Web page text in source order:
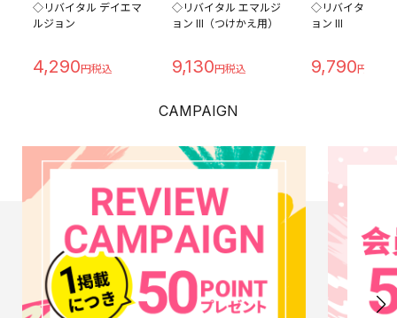
◇リバイタル デイエマ
ルジョン
4,290
◇リバイタル エマルジ
ョン III（つけかえ用）
9,130
◇リバイタル エ
ョン III
9,790
CAMPAIGN